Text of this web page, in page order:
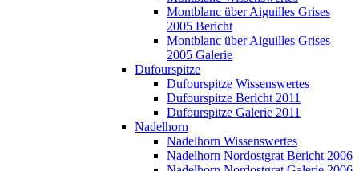
Montblanc über Aiguilles Grises
2005 Bericht
Montblanc über Aiguilles Grises
2005 Galerie
Dufourspitze
Dufourspitze Wissenswertes
Dufourspitze Bericht 2011
Dufourspitze Galerie 2011
Nadelhorn
Nadelhorn Wissenswertes
Nadelhorn Nordostgrat Bericht 2006